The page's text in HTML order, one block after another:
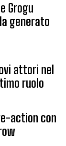
Grogu
generato
attori nel
ruolo
action con